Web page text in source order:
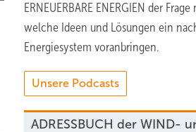
ERNEUERBARE ENERGIEN der Frage
welche Ideen und Lösungen ein
Energiesystem voranbringen.
Unsere Podcasts
ADRESSBUCH der WIND-